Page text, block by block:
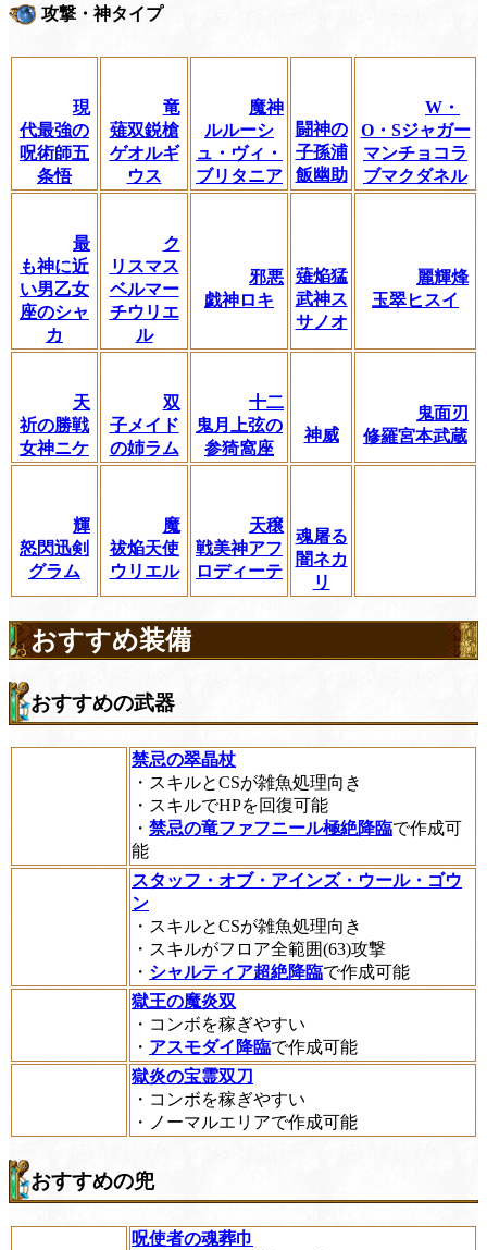
攻撃・神タイプ
現
代最強の
呪術師五
条悟
竜
薙双鋭槍
ゲオルギ
ウス
魔神
ルルーシ
ュ・ヴィ・
ブリタニア
闘神の
子孫浦
飯幽助
W・
O・Sジャガー
マンチョコラ
ブマクダネル
最
も神に近
い男乙女
座のシャ
カ
ク
リスマス
ベルマー
チウリエ
ル
邪悪
戯神ロキ
薙焔猛
武神ス
サノオ
麗輝烽
玉翠ヒスイ
天
祈の勝戦
女神ニケ
双
子メイド
の姉ラム
十二
鬼月上弦の
参猗窩座
神威
鬼面刃
修羅宮本武蔵
輝
怒閃迅剣
グラム
魔
祓焔天使
ウリエル
天穣
戦美神アフ
ロディーテ
魂屠る
闇ネカ
リ
おすすめ装備
おすすめの武器
禁忌の翠晶杖
・スキルとCSが雑魚処理向き
・スキルでHPを回復可能
・ 禁忌の竜ファフニール極絶降臨で作成可
能
スタッフ・オブ・アインズ・ウール・ゴウ
ン
・スキルとCSが雑魚処理向き
・スキルがフロア全範囲(63)攻撃
・ シャルティア超絶降臨で作成可能
獄王の魔炎双
・コンボを稼ぎやすい
・ アスモダイ降臨で作成可能
獄炎の宝霊双刀
・コンボを稼ぎやすい
・ノーマルエリアで作成可能
おすすめの兜
呪使者の魂葬巾